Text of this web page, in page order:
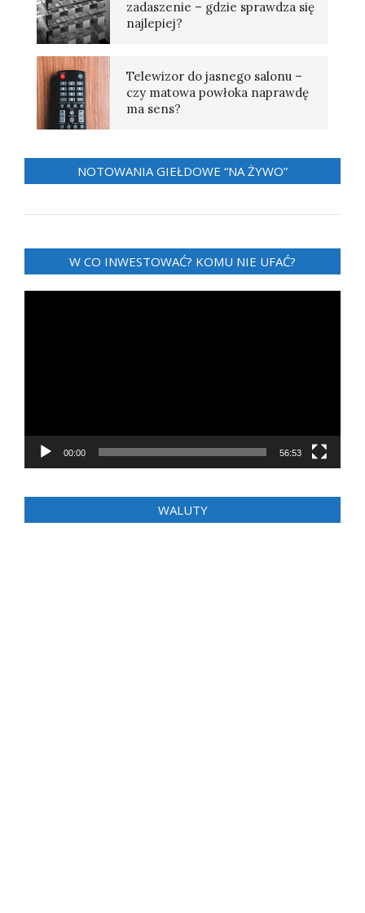
zadaszenie – gdzie sprawdza się
najlepiej?
Telewizor do jasnego salonu –
czy matowa powłoka naprawdę
ma sens?
NOTOWANIA GIEŁDOWE “NA ŻYWO”
W CO INWESTOWAĆ? KOMU NIE UFAĆ?
00:00 56:53
WALUTY